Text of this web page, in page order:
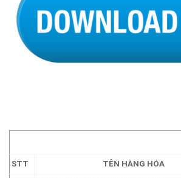
STT TÊN HÀNG HÓA